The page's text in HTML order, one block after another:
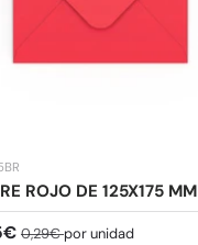
ROJO DE 125X175 MM
de venta
Precio normal
0,29€por unidad